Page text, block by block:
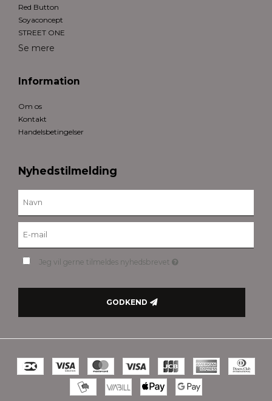
Red Button
Soyaconcept
STREET ONE
Se mere
Information
Om os
Kontakt
Handelsbetingelser
Nyhedstilmelding
Jeg vil gerne tilmeldes nyhedsbrevet
GODKEND